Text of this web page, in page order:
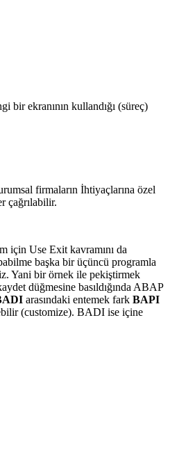
bir ekranının kullandığı (süreç)
firmaların İhtiyaçlarına özel
çağrılabilir.
için Use Exit kavramını da
başka bir üçüncü programla
Yani bir örnek ile pekiştirmek
düğmesine basıldığında ABAP
arasındaki entemek fark BAPI
(customize). BADI ise içine